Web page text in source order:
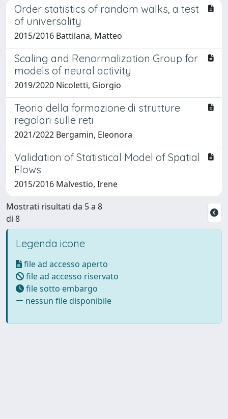
Order statistics of random walks, a test
of universality
2015/2016 Battilana, Matteo
Scaling and Renormalization Group for
models of neural activity
2019/2020 Nicoletti, Giorgio
Teoria della formazione di strutture
regolari sulle reti
2021/2022 Bergamin, Eleonora
Validation of Statistical Model of Spatial
Flows
2015/2016 Malvestio, Irene
Mostrati risultati da 5 a 8
di 8
Legenda icone
file ad accesso aperto
file ad accesso riservato
file sotto embargo
nessun file disponibile